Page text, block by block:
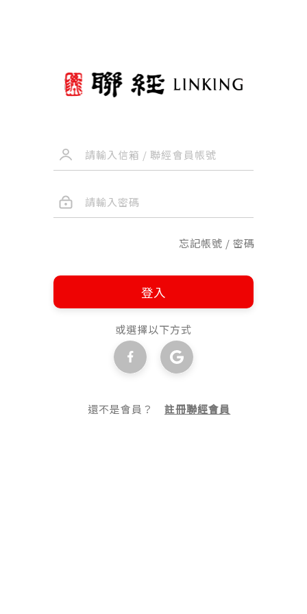
忘記帳號 / 密碼
登入
或選擇以下方式
還不是會員？註冊聯經會員